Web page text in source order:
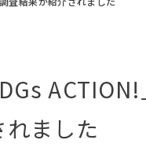
ました